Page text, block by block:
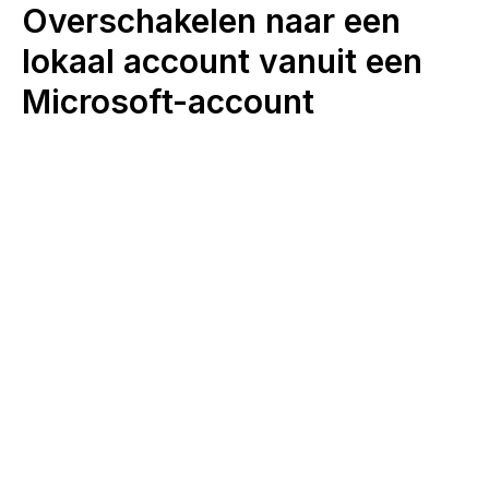
Overschakelen naar een
lokaal account vanuit een
Microsoft-account